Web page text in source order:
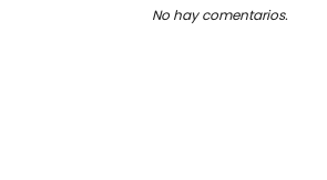
No hay comentarios.